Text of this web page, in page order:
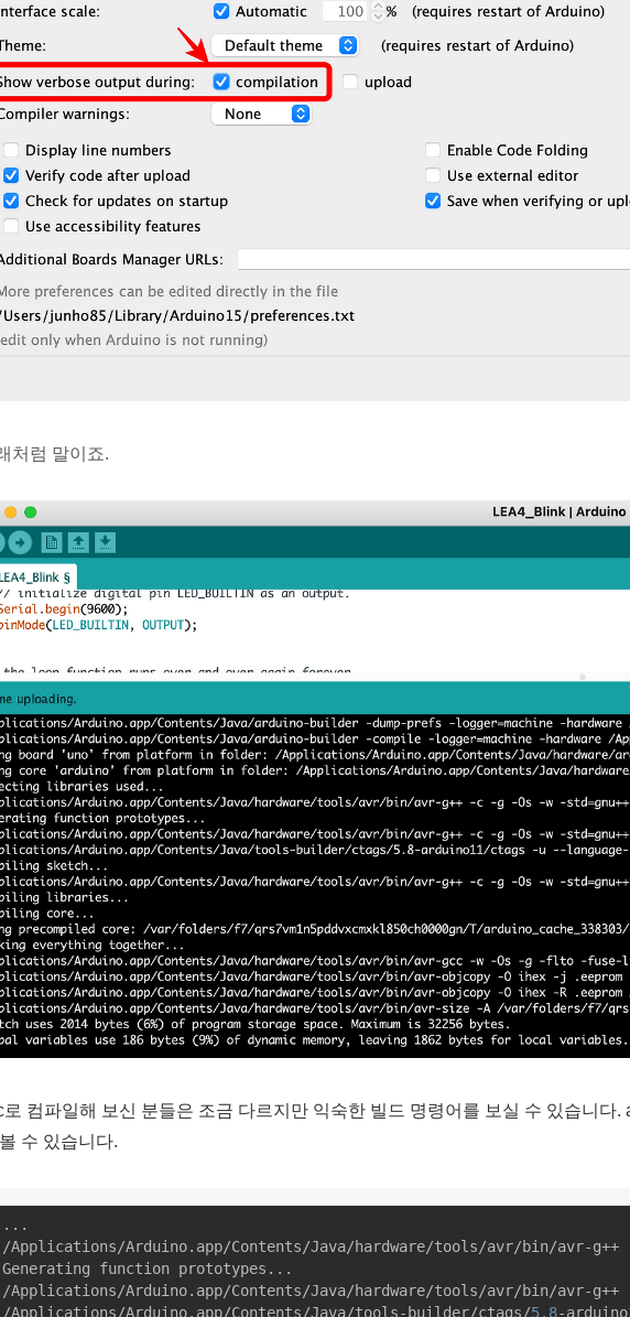
처럼 말이죠.
로 컴파일해 보신 분들은 조금 다르지만 익숙한 빌드 명령어를 보실 수 있습니다.
수 있습니다.
...
/Applications/Arduino.app/Contents/Java/hardware/tools/avr/bin/avr-g++
Generating function prototypes...
/Applications/Arduino.app/Contents/Java/hardware/tools/avr/bin/avr-g++
/Applications/Arduino.app/Contents/Java/tools-builder/ctags/5.8-